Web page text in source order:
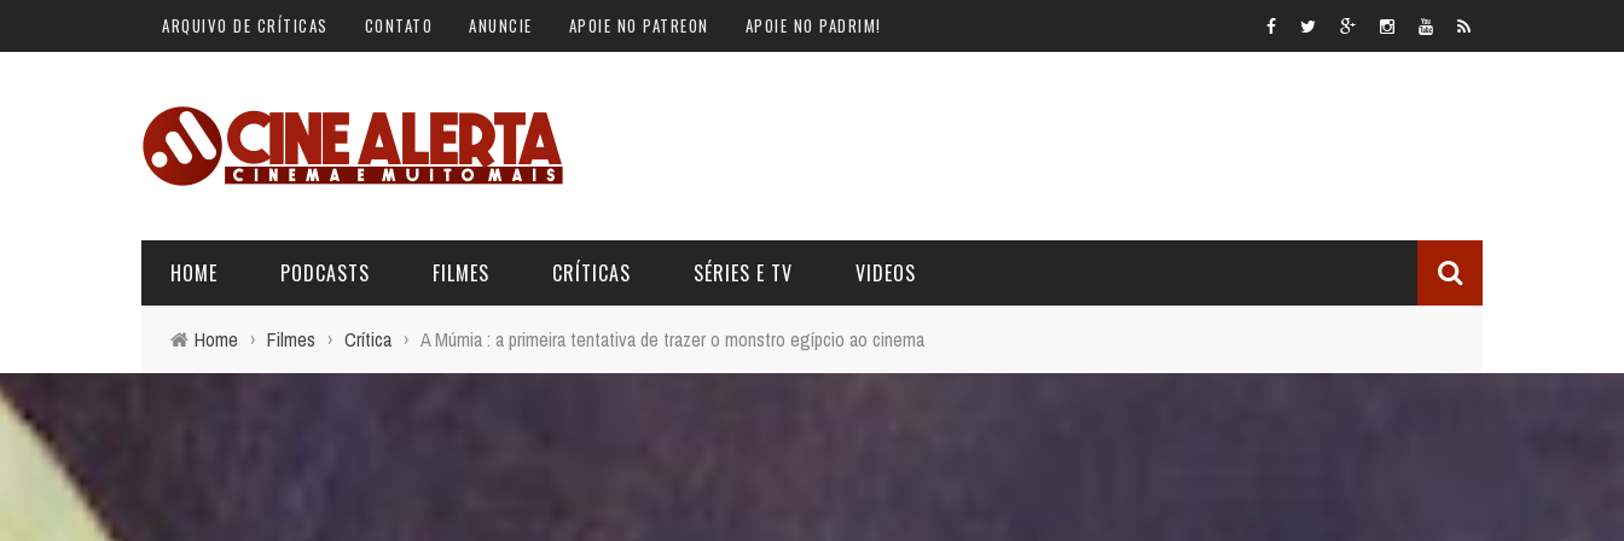
ARQUIVO DE CRÍTICAS CONTATO ANUNCIE APOIE NO PATREON APOIE NO PADRIM!
HOME PODCASTS FILMES CRÍTICAS SÉRIES E TV VIDEOS
Home › Filmes › Crítica › A Múmia : a primeira tentativa de trazer o monstro egípcio ao cinema